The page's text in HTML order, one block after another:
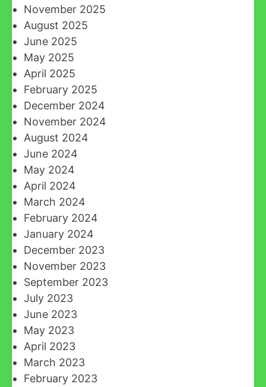
November 2025
August 2025
June 2025
May 2025
April 2025
February 2025
December 2024
November 2024
August 2024
June 2024
May 2024
April 2024
March 2024
February 2024
January 2024
December 2023
November 2023
September 2023
July 2023
June 2023
May 2023
April 2023
March 2023
February 2023